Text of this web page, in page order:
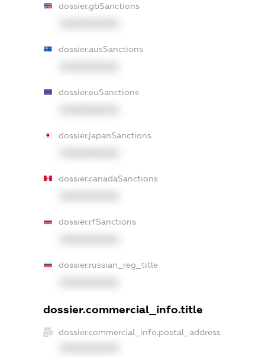
dossier.gbSanctions
dossier.ausSanctions
dossier.euSanctions
dossier.japanSanctions
dossier.canadaSanctions
dossier.rfSanctions
dossier.russian_reg_title
dossier.commercial_info.title
dossier.commercial_info.postal_address